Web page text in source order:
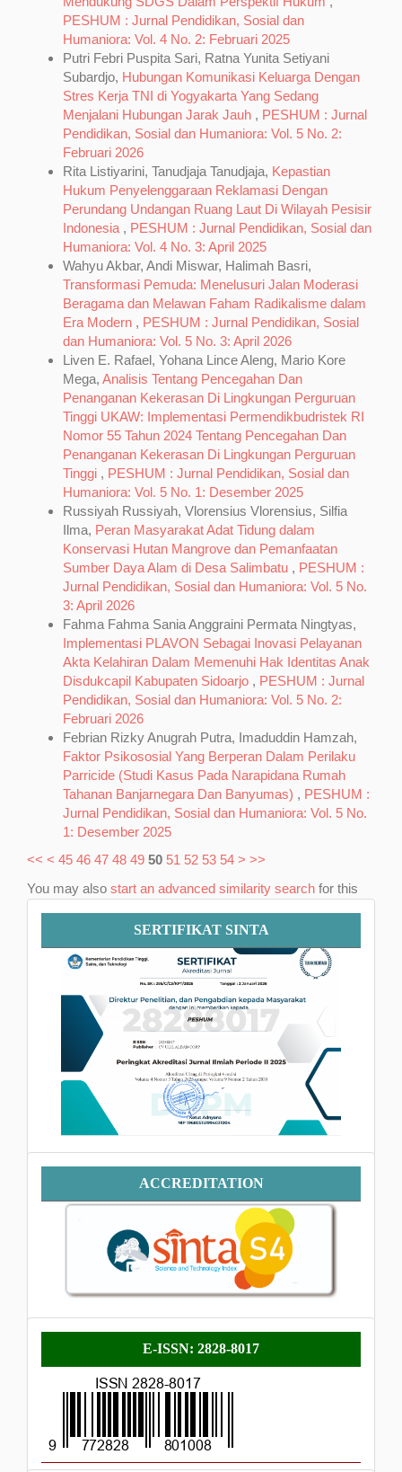
PESHUM : Jurnal Pendidikan, Sosial dan
Humaniora: Vol. 4 No. 2: Februari 2025
Putri Febri Puspita Sari, Ratna Yunita Setiyani
Subardjo, Hubungan Komunikasi Keluarga Dengan
Stres Kerja TNI di Yogyakarta Yang Sedang
Menjalani Hubungan Jarak Jauh , PESHUM : Jurnal
Pendidikan, Sosial dan Humaniora: Vol. 5 No. 2:
Februari 2026
Rita Listiyarini, Tanudjaja Tanudjaja, Kepastian
Hukum Penyelenggaraan Reklamasi Dengan
Perundang Undangan Ruang Laut Di Wilayah Pesisir
Indonesia , PESHUM : Jurnal Pendidikan, Sosial dan
Humaniora: Vol. 4 No. 3: April 2025
Wahyu Akbar, Andi Miswar, Halimah Basri,
Transformasi Pemuda: Menelusuri Jalan Moderasi
Beragama dan Melawan Faham Radikalisme dalam
Era Modern , PESHUM : Jurnal Pendidikan, Sosial
dan Humaniora: Vol. 5 No. 3: April 2026
Liven E. Rafael, Yohana Lince Aleng, Mario Kore
Mega, Analisis Tentang Pencegahan Dan
Penanganan Kekerasan Di Lingkungan Perguruan
Tinggi UKAW: Implementasi Permendikbudristek RI
Nomor 55 Tahun 2024 Tentang Pencegahan Dan
Penanganan Kekerasan Di Lingkungan Perguruan
Tinggi , PESHUM : Jurnal Pendidikan, Sosial dan
Humaniora: Vol. 5 No. 1: Desember 2025
Russiyah Russiyah, Vlorensius Vlorensius, Silfia
Ilma, Peran Masyarakat Adat Tidung dalam
Konservasi Hutan Mangrove dan Pemanfaatan
Sumber Daya Alam di Desa Salimbatu , PESHUM :
Jurnal Pendidikan, Sosial dan Humaniora: Vol. 5 No.
3: April 2026
Fahma Fahma Sania Anggraini Permata Ningtyas,
Implementasi PLAVON Sebagai Inovasi Pelayanan
Akta Kelahiran Dalam Memenuhi Hak Identitas Anak
Disdukcapil Kabupaten Sidoarjo , PESHUM : Jurnal
Pendidikan, Sosial dan Humaniora: Vol. 5 No. 2:
Februari 2026
Febrian Rizky Anugrah Putra, Imaduddin Hamzah,
Faktor Psikososial Yang Berperan Dalam Perilaku
Parricide (Studi Kasus Pada Narapidana Rumah
Tahanan Banjarnegara Dan Banyumas) , PESHUM :
Jurnal Pendidikan, Sosial dan Humaniora: Vol. 5 No.
1: Desember 2025
<< < 45 46 47 48 49 50 51 52 53 54 > >>
You may also start an advanced similarity search for this
Sertifikat
SINTA
SERTIFIKAT SINTA
AccreditationACCREDITATION
E-
ISSN
E-ISSN: 2828-8017